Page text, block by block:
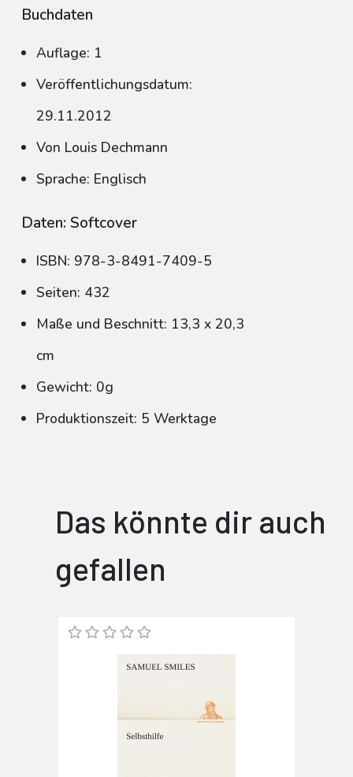
Buchdaten
Auflage: 1
Veröffentlichungsdatum:
29.11.2012
Von Louis Dechmann
Sprache: Englisch
Daten: Softcover
ISBN: 978-3-8491-7409-5
Seiten: 432
Maße und Beschnitt: 13,3 x 20,3
cm
Gewicht: 0g
Produktionszeit: 5 Werktage
Das könnte dir auch
gefallen